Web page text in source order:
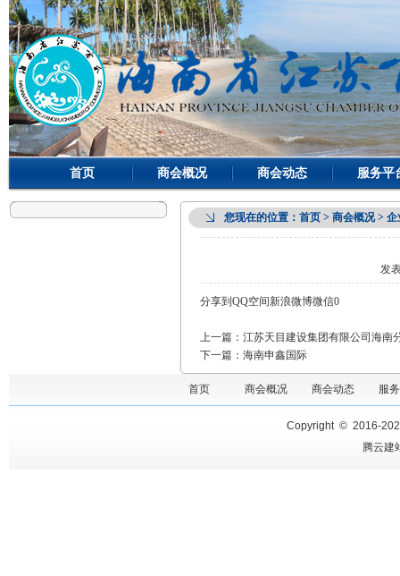
首页 商会概况 商会动态 服务平
您现在的位置： 首页 > 商会概况 > 企
发
分享到 QQ空间新浪微博微信0
上一篇： 江苏天目建设集团有限公司海南
下一篇： 海南申鑫国际
首页 商会概况 商会动态 服
Copyright © 2016-
腾云建